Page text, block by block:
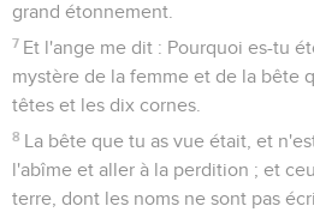
grand étonnement.
7 Et l'ange me dit : Pourquoi es-tu
mystère de la femme et de la bête
têtes et les dix cornes.
8 La bête que tu as vue était, et
l'abîme et aller à la perdition ; et
terre, dont les noms ne sont pas